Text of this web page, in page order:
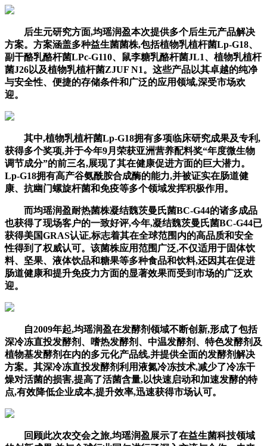
后生元研究方面,均瑶润盈本次提供多个后生元产品解决
方案。方案涵盖多种益生菌菌株,包括植物乳植杆菌Lp-G18、
副干酪乳酪杆菌LPc-G110、鼠李糖乳酪杆菌JL1、植物乳植杆
菌J26以及植物乳植杆菌ZJUF N1。这些产品以其卓越的纯净
与安全性、便捷的存储条件和广泛的应用领域,深受市场欢
迎。
其中,植物乳植杆菌Lp-G18拥有多项临床研究成果及专利,
获得多个奖项,并于今年9月荣获亚洲营养配料奖“年度微生物
调节成分”的前三名,展现了其在健康促进方面的巨大潜力。
Lp-G18拥有高产谷氨酰胺合成酶的能力,并被证实在肠道健
康、抗幽门螺旋杆菌和免疫等多个领域发挥积极作用。
而均瑶润盈耐热菌株凝结魏茨曼氏菌BC-G44的诸多成品
也获得了现场客户的一致好评,今年,凝结魏茨曼氏菌BC-G44已
获得美国GRAS认证,标志着其在全球范围内的高品质和安全
性得到了权威认可。该菌株应用范围广泛,不仅适用于固体饮
料、坚果、液体饮品和糖果等多种食品和饮料,还因其在促进
肠道健康和提升免疫力方面的显著效果而受到市场的广泛欢
迎。
自2009年起,均瑶润盈在发酵剂领域不断创新,形成了包括
深冷冻直投发酵剂、嗜热发酵剂、中温发酵剂、特色发酵剂及
植物基发酵剂在内的多元化产品线,并提供全面的发酵剂解决
方案。其深冷冻直投发酵剂利用液氮冷冻技术,减少了冷冻干
燥对活菌的损害,提高了活菌含量,以快速启动和加速发酵的特
点,有效降低企业成本,提升效率,迅速获得市场认可。
回顾此次农交会之旅,均瑶润盈展示了在益生菌科技领域